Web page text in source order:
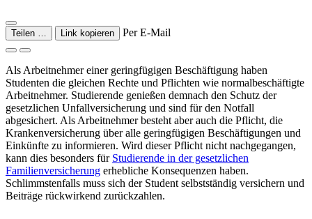
Teilen … Link kopieren Per E-Mail
Als Arbeitnehmer einer geringfügigen Beschäftigung haben
Studenten die gleichen Rechte und Pflichten wie normalbeschäftigte
Arbeitnehmer. Studierende genießen demnach den Schutz der
gesetzlichen Unfallversicherung und sind für den Notfall
abgesichert. Als Arbeitnehmer besteht aber auch die Pflicht, die
Krankenversicherung über alle geringfügigen Beschäftigungen und
Einkünfte zu informieren. Wird dieser Pflicht nicht nachgegangen,
kann dies besonders für Studierende in der gesetzlichen
Familienversicherung erhebliche Konsequenzen haben.
Schlimmstenfalls muss sich der Student selbstständig versichern und
Beiträge rückwirkend zurückzahlen.